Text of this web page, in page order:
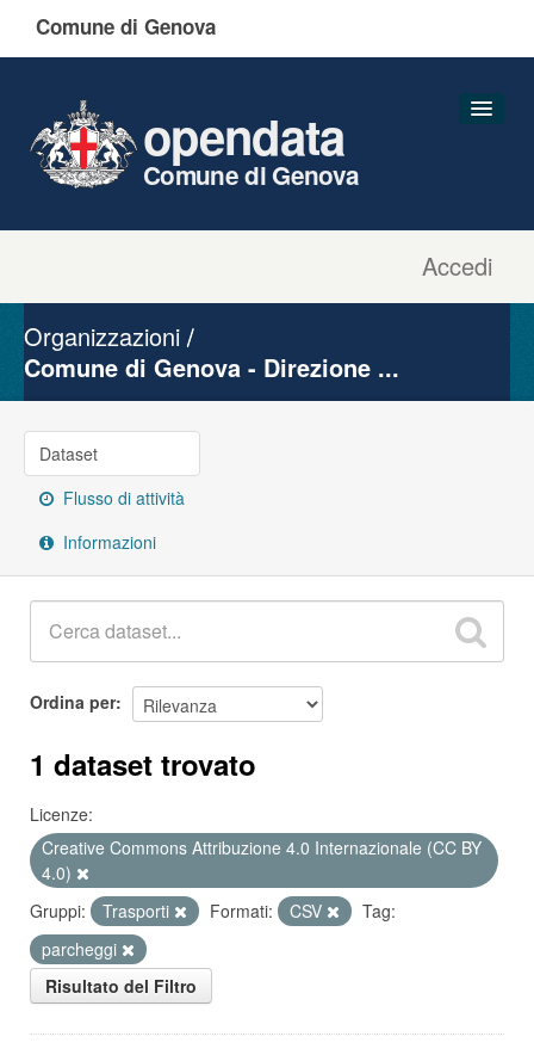
Comune di Genova
Accedi
opendata
Comune di Genova
Gruppi
Organizzazioni
Comune di Genova - Direzione ...
Dataset
Flusso di attività
Informazioni
Ordina per
1 dataset trovato
Licenze:
Creative Commons Attribuzione 4.0 Internazionale (CC BY
4.0)
Gruppi:
Trasporti Formati: CSV
Tag:
parcheggi
Risultato del Filtro